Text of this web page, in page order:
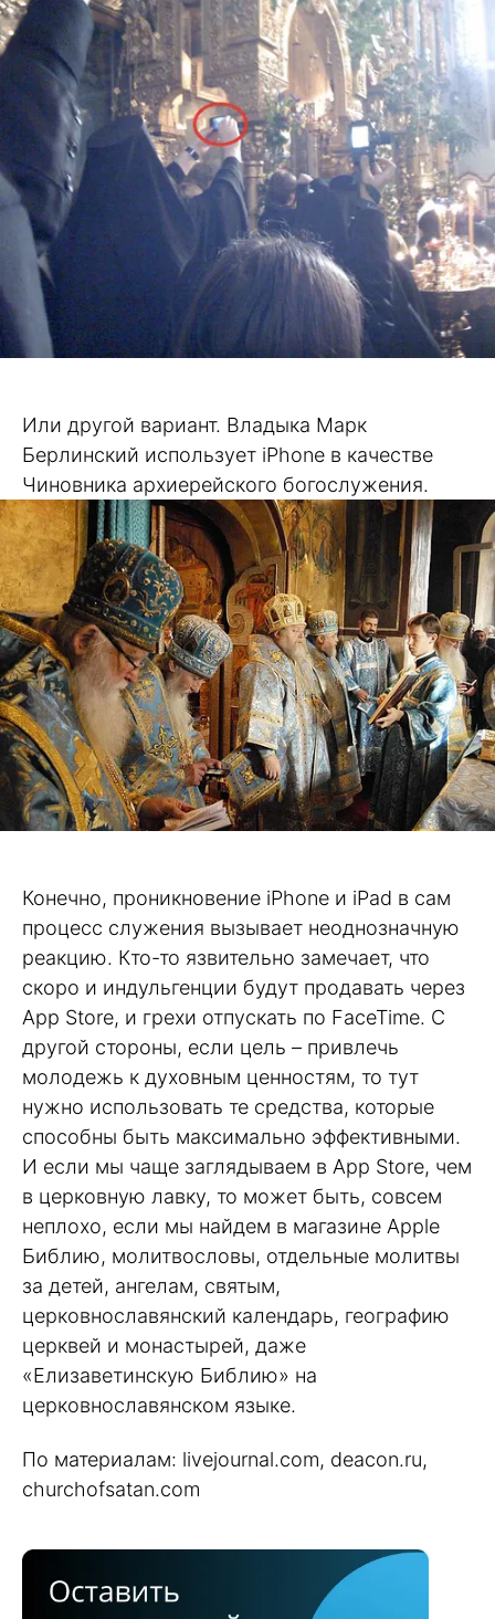
Или другой вариант. Владыка Марк
Берлинский использует iPhone в качестве
Чиновника архиерейского богослужения.
Конечно, проникновение iPhone и iPad в сам
процесс служения вызывает неоднозначную
реакцию. Кто-то язвительно замечает, что
скоро и индульгенции будут продавать через
App Store, и грехи отпускать по FaceTime. С
другой стороны, если цель – привлечь
молодежь к духовным ценностям, то тут
нужно использовать те средства, которые
способны быть максимально эффективными.
И если мы чаще заглядываем в App Store, чем
в церковную лавку, то может быть, совсем
неплохо, если мы найдем в магазине Apple
Библию, молитвословы, отдельные молитвы
за детей, ангелам, святым,
церковнославянский календарь, географию
церквей и монастырей, даже
«Елизаветинскую Библию» на
церковнославянском языке.
По материалам: livejournal.com, deacon.ru,
churchofsatan.com